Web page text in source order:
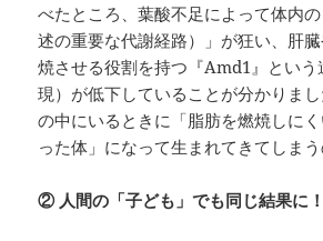
べたところ、葉酸不足によって体内
述の重要な代謝経路）」が狂い、肝
焼させる役割を持つ『Amd1』という
現）が低下していることが分かりま
の中にいるときに「脂肪を燃焼しに
った体」になって生まれてきてしまう
② 人間の「子ども」でも同じ結果に！